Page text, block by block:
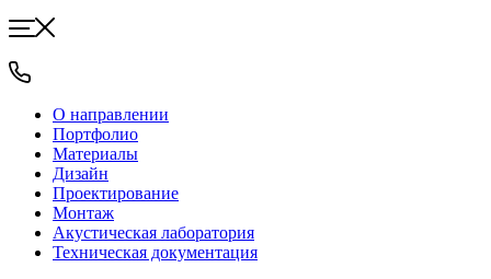
О направлении
Портфолио
Материалы
Дизайн
Проектирование
Монтаж
Акустическая лаборатория
Техническая документация